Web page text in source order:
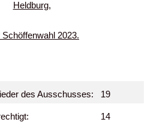
Heldburg,
2023.
des Ausschusses: 19
14